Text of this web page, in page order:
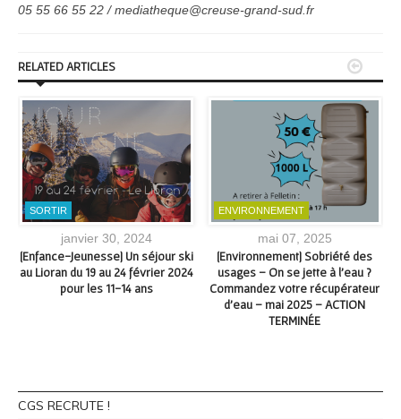
05 55 66 55 22 / mediatheque@creuse-grand-sud.fr
RELATED ARTICLES
SORTIR
janvier 30, 2024
[Enfance-Jeunesse] Un séjour ski
au Lioran du 19 au 24 février 2024
pour les 11-14 ans
ENVIRONNEMENT
mai 07, 2025
[Environnement] Sobriété des
usages – On se jette à l’eau ?
Commandez votre récupérateur
d’eau – mai 2025 – ACTION
TERMINÉE

CGS RECRUTE !